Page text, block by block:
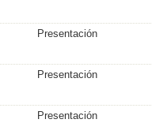
Presentación
Presentación
Presentación